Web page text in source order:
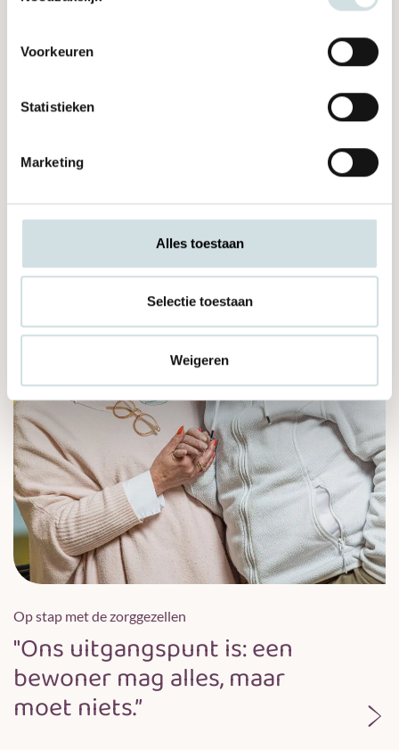
Voorkeuren
Statistieken
Marketing
Alles toestaan
Selectie toestaan
Weigeren
Faithlynn ontdekt het werken in de zorg
op Eimersstaete
"Ons uitgangspunt is: een
bewoner mag alles, maar
moet niets.”
Op stap met de zorggezellen